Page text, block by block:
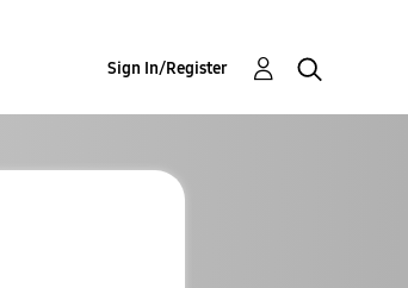
Sign In/Register